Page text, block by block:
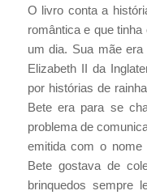
O livro conta a
romântica e que
um dia. Sua mãe
Elizabeth II da
por histórias de
Bete era para se
problema de
emitida com o
Bete gostava de
brinquedos sempre